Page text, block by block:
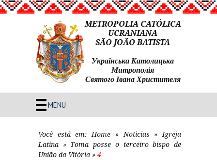
METROPOLIA CATÓLICA
UCRANIANA
SÃO JOÃO BATISTA
Українська Католицька
Митрополія
Святого Івана Христителя
MENU
Você está em: Home » Noticias » Igreja
Latina » Toma posse o terceiro bispo de
União da Vitória » 4